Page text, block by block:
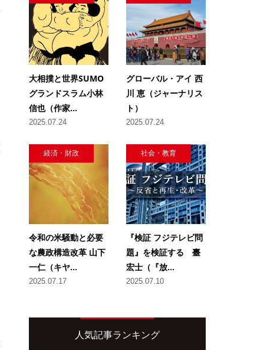
大相撲と世界SUMO
グランドスラム小林
信也（作家...
2025.07.24
グローバル・アイ 西
川 恵（ジャーナリス
ト）
2025.07.24
経済・財政
令和の米騒動と必要
な農政構造改革 山下
一仁（キヤ...
2025.07.17
社会・教育
『検証 フジテレビ問
題』を検証する 臺
宏士（『放...
2025.07.10
人気記事ランキング